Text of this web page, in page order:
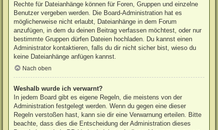
Rechte für Dateianhänge können für Foren, Gruppen und einzelne
Benutzer vergeben werden. Die Board-Administration hat es
möglicherweise nicht erlaubt, Dateianhänge in dem Forum
anzufügen, in dem du deinen Beitrag verfassen möchtest, oder nur
bestimmte Gruppen dürfen Dateien hochladen. Du kannst einen
Administrator kontaktieren, falls du dir nicht sicher bist, wieso du
keine Dateianhänge anfügen kannst.
Nach oben
Weshalb wurde ich verwarnt?
In jedem Board gibt es eigene Regeln, die meistens von der
Administration festgelegt werden. Wenn du gegen eine dieser
Regeln verstoßen hast, kann sie dir eine Verwarnung erteilen. Bitte
beachte, dass dies die Entscheidung der Administration dieses